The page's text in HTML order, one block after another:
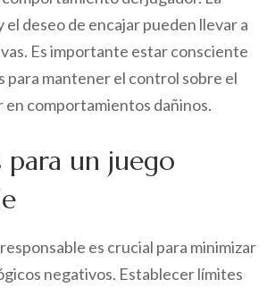
el deseo de encajar pueden llevar a
Es importante estar consciente
para mantener el control sobre el
en comportamientos dañinos.
para un juego
es crucial para minimizar
negativos. Establecer límites